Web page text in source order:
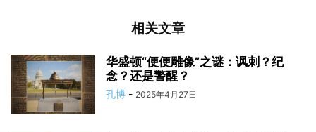
相关文章
华盛顿“便便雕像”之谜：讽刺？纪
念？还是警醒？
孔博 - 2025年4月27日